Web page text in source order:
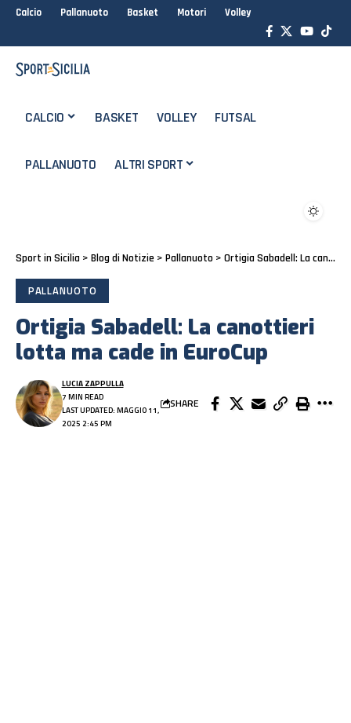
Calcio Pallanuoto Basket Motori Volley
CALCIO BASKET VOLLEY FUTSAL
PALLANUOTO ALTRI SPORT
Sport in Sicilia > Blog di Notizie > Pallanuoto > Ortigia Sabadell: La canottieri lotta ma cade in EuroCup
PALLANUOTO
Ortigia Sabadell: La canottieri
lotta ma cade in EuroCup
LAST UPDATED: MAGGIO 11,
2025 2:45 PM
LUCIA ZAPPULLA
7 MIN READ
SHARE